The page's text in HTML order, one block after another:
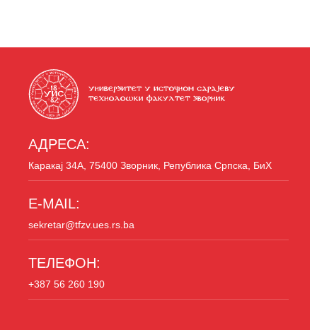
АДРЕСА:
Каракај 34A, 75400 Зворник, Република Српска, БиХ
E-MAIL:
sekretar@tfzv.ues.rs.ba
ТЕЛЕФОН:
+387 56 260 190